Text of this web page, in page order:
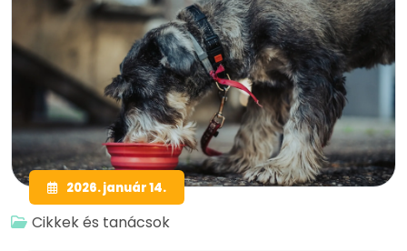
2026. január 14.
Cikkek és tanácsok